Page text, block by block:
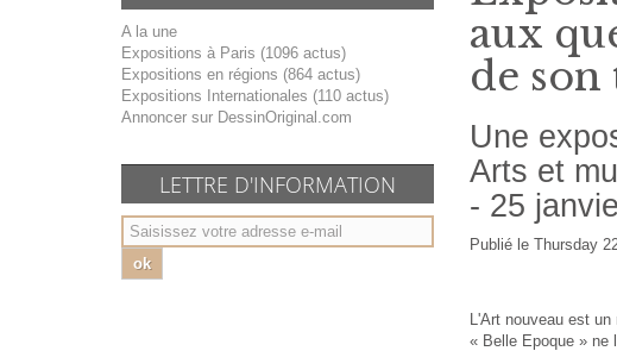
A la une
Expositions à Paris (1096 actus)
Expositions en régions (864 actus)
Expositions Internationales (110 actus)
Annoncer sur DessinOriginal.com
LETTRE D'INFORMATION
ok
aux
de son
Une
Arts et
- 25
Publié le Thursday
L'Art nouveau est
« Belle Epoque » ne